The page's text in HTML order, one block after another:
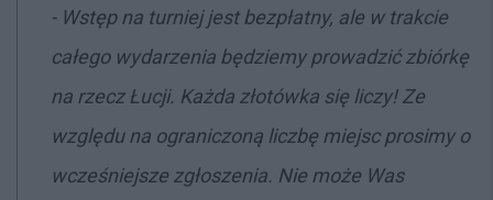
- Wstęp na turniej jest bezpłatny, ale w trakcie
całego wydarzenia będziemy prowadzić zbiórkę
na rzecz Łucji. Każda złotówka się liczy! Ze
względu na ograniczoną liczbę miejsc prosimy o
wcześniejsze zgłoszenia. Nie może Was